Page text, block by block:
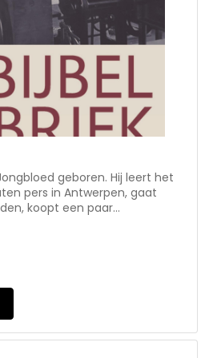
geboren. Hij leert het
pers in Antwerpen, gaat
koopt een paar
Familiebedrijf Jongbloed is
staat het voortbestaan
op het spel. De
vijf generaties Jongbloed
drukken, het
en omhelzen, en zoveel